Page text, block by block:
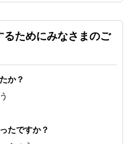
るためにみなさまのご
か？
たですか？